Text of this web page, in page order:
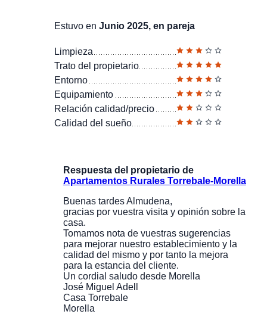
Estuvo en Junio 2025, en pareja
Limpieza
Trato del propietario
Entorno
Equipamiento
Relación calidad/precio
Calidad del sueño
Respuesta del propietario de
Apartamentos Rurales Torrebale-Morella
Buenas tardes Almudena,
gracias por vuestra visita y opinión sobre la
casa.
Tomamos nota de vuestras sugerencias
para mejorar nuestro establecimiento y la
calidad del mismo y por tanto la mejora
para la estancia del cliente.
Un cordial saludo desde Morella
José Miguel Adell
Casa Torrebale
Morella